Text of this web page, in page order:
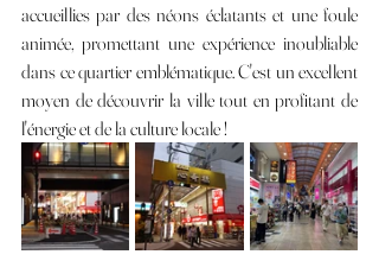
accueillies par des néons éclatants et une foule
animée, promettant une expérience inoubliable
dans ce quartier emblématique. C'est un excellent
moyen de découvrir la ville tout en profitant de
l'énergie et de la culture locale !